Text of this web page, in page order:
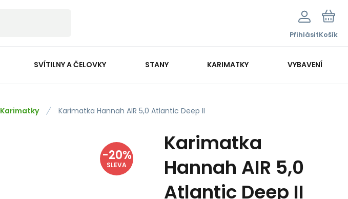
PřihlásitKošík
SVÍTILNY A ČELOVKY STANY KARIMATKY VYBAVENÍ
Karimatky Karimatka Hannah AIR 5,0 Atlantic Deep II
-20%
SLEVA
Karimatka
Hannah AIR 5,0
Atlantic Deep II